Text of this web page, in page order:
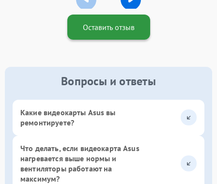
Оставить отзыв
Вопросы и ответы
Какие видеокарты Asus вы
ремонтируете?
Что делать, если видеокарта Asus
нагревается выше нормы и
вентиляторы работают на
максимум?